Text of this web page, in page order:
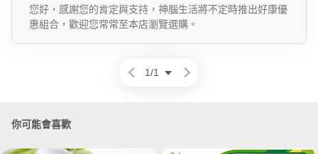
您好，感謝您的肯定與支持，神腦生活將不定時推出好康優
惠組合，歡迎您常常至本店瀏覽選購。
1/1
你可能會喜歡